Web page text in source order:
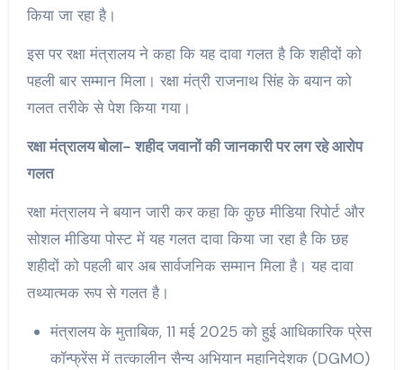
किया जा रहा है।
इस पर रक्षा मंत्रालय ने कहा कि यह दावा गलत है कि शहीदों को
पहली बार सम्मान मिला। रक्षा मंत्री राजनाथ सिंह के बयान को
गलत तरीके से पेश किया गया।
रक्षा मंत्रालय बोला- शहीद जवानों की जानकारी पर लग रहे आरोप
गलत
रक्षा मंत्रालय ने बयान जारी कर कहा कि कुछ मीडिया रिपोर्ट और
सोशल मीडिया पोस्ट में यह गलत दावा किया जा रहा है कि छह
शहीदों को पहली बार अब सार्वजनिक सम्मान मिला है। यह दावा
तथ्यात्मक रूप से गलत है।
मंत्रालय के मुताबिक, 11 मई 2025 को हुई आधिकारिक प्रेस
कॉन्फ्रेंस में तत्कालीन सैन्य अभियान महानिदेशक (DGMO)